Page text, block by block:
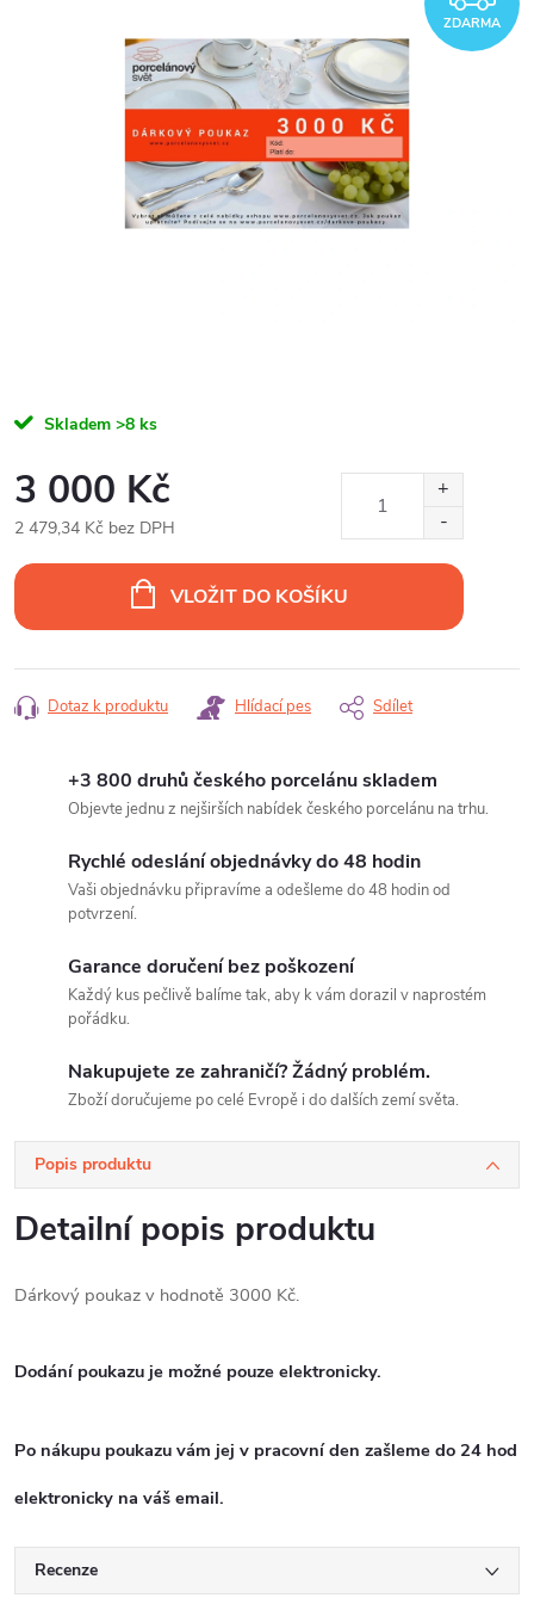
ZDARMA
Skladem >8 ks
3 000 Kč
2 479,34 Kč bez DPH
cena:
VLOŽIT DO KOŠÍKU
Dotaz k produktu Hlídací pes Sdílet
+3 800 druhů českého porcelánu skladem
Objevte jednu z nejširších nabídek českého porcelánu na trhu.
Rychlé odeslání objednávky do 48 hodin
Vaši objednávku připravíme a odešleme do 48 hodin od
potvrzení.
Garance doručení bez poškození
Každý kus pečlivě balíme tak, aby k vám dorazil v naprostém
pořádku.
Nakupujete ze zahraničí? Žádný problém.
Zboží doručujeme po celé Evropě i do dalších zemí světa.
Popis produktu
Detailní popis produktu
Dárkový poukaz v hodnotě 3000 Kč.
Dodání poukazu je možné pouze elektronicky.
Po nákupu poukazu vám jej v pracovní den zašleme do 24 hod
elektronicky na váš email.
Recenze